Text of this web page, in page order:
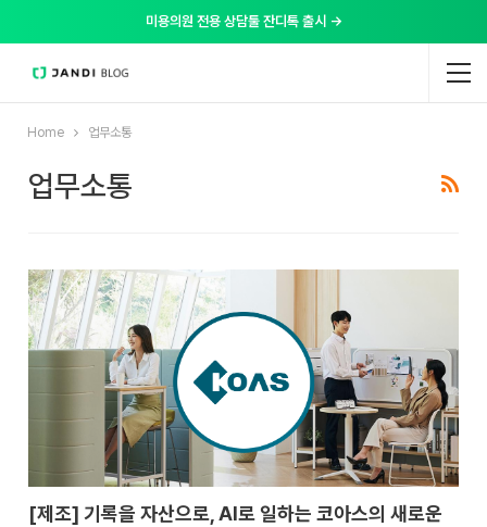
미용의원 전용 상담툴 잔디톡 출시 →
Home 업무소통
업무소통
[제조] 기록을 자산으로, AI로 일하는 코아스의 새로운